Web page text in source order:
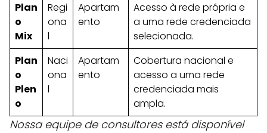
Plan
o
Mix
Regi
ona
l
Apartam
ento
Acesso à rede própria e
a uma rede credenciada
selecionada.
Plan
o
Plen
o
Naci
ona
l
Apartam
ento
Cobertura nacional e
acesso a uma rede
credenciada mais
ampla.
Nossa equipe de consultores está disponível